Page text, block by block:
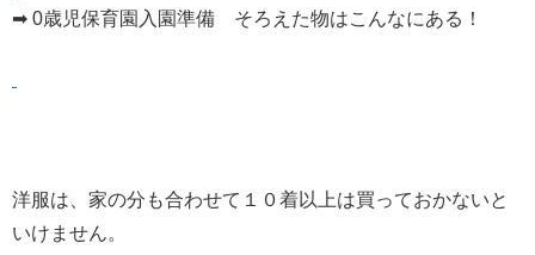
➡ 0歳児保育園入園準備 そろえた物はこんなにある！
洋服は、家の分も合わせて１０着以上は買っておかないと
いけません。